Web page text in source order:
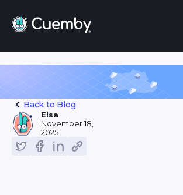
Back to Blog
Elsa
November 18,
2025